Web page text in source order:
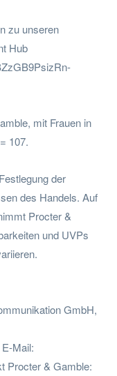
zu unseren
Hub
mit Frauen in
107.
der
des Handels. Auf
Procter &
und UVPs
GmbH,
Mail:
Procter & Gamble: